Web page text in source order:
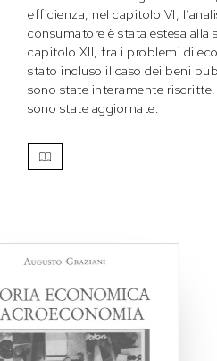
efficienza; nel capitolo VI,
consumatore è stata estesa
capitolo XII, fra i problemi di
stato incluso il caso dei beni
sono state interamente
sono state aggiornate.